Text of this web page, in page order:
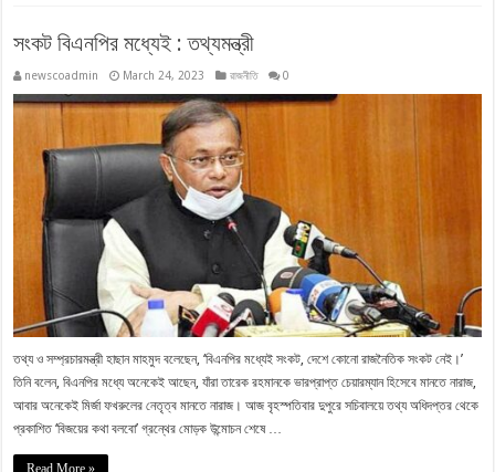
সংকট বিএনপির মধ্যেই : তথ্যমন্ত্রী
newscoadmin March 24, 2023 রাজনীতি 0
তথ্য ও সম্প্রচারমন্ত্রী হাছান মাহমুদ বলেছেন, ‘বিএনপির মধ্যেই সংকট, দেশে কোনো রাজনৈতিক সংকট নেই।’
তিনি বলেন, বিএনপির মধ্যে অনেকেই আছেন, যাঁরা তারেক রহমানকে ভারপ্রাপ্ত চেয়ারম্যান হিসেবে মানতে নারাজ,
আবার অনেকেই মির্জা ফখরুলের নেতৃত্ব মানতে নারাজ। আজ বৃহস্পতিবার দুপুরে সচিবালয়ে তথ্য অধিদপ্তর থেকে
প্রকাশিত ‘বিজয়ের কথা বলবো’ গ্রন্থের মোড়ক উন্মোচন শেষে …
Read More »